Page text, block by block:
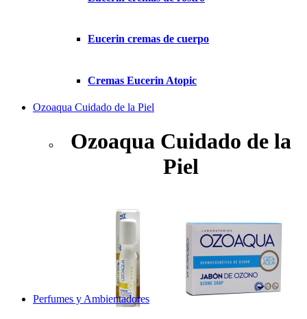
Eucerin cremas de cuerpo
Cremas Eucerin Atopic
Ozoaqua Cuidado de la Piel
Ozoaqua Cuidado de la
Piel
Perfumes y Ambientadores